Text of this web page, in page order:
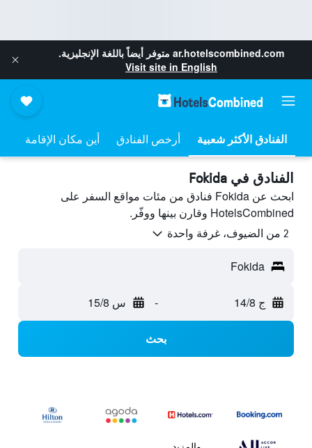
ar.hotelscombined.com متوفر أيضاً باللغة الإنجليزية.
Visit site in English
أرخص الفنادق أين مكان الإقامة
الفنادق في Fokida
ابحث عن Fokida فنادق من مئات مواقع السفر على
HotelsCombined وقارن بينها ووفّر.
2 من الضيوف، غرفة واحدة
Fokida
ج 14/8 - س 15/8
بحث